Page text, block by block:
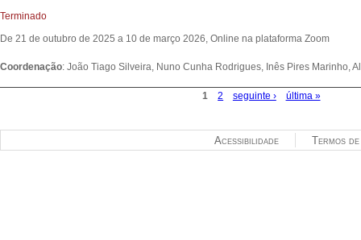
Terminado
De 21 de outubro de 2025 a 10 de março 2026, Online na plataforma Zoom
Coordenação: João Tiago Silveira, Nuno Cunha Rodrigues, Inês Pires Marinho,
1 2 seguinte › última »
Termos
Acessibilidade